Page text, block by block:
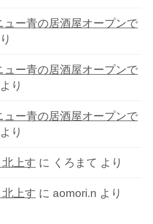
ー青の居酒屋オープンで
ー青の居酒屋オープンで
より
ー青の居酒屋オープンで
より
上す に くろまて より
上す に aomori.n より